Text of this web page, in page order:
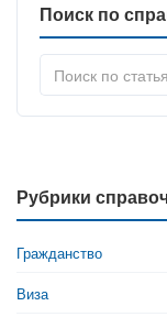
Поиск по
Рубрики
Гражданство
Виза